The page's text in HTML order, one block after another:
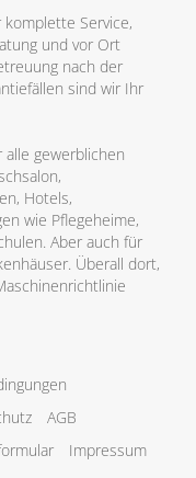
Service,
und vor Ort
nach der
sind wir Ihr
gewerblichen
Hotels,
wie Pflegeheime,
Aber auch für
Überall dort,
AGB
Impressum